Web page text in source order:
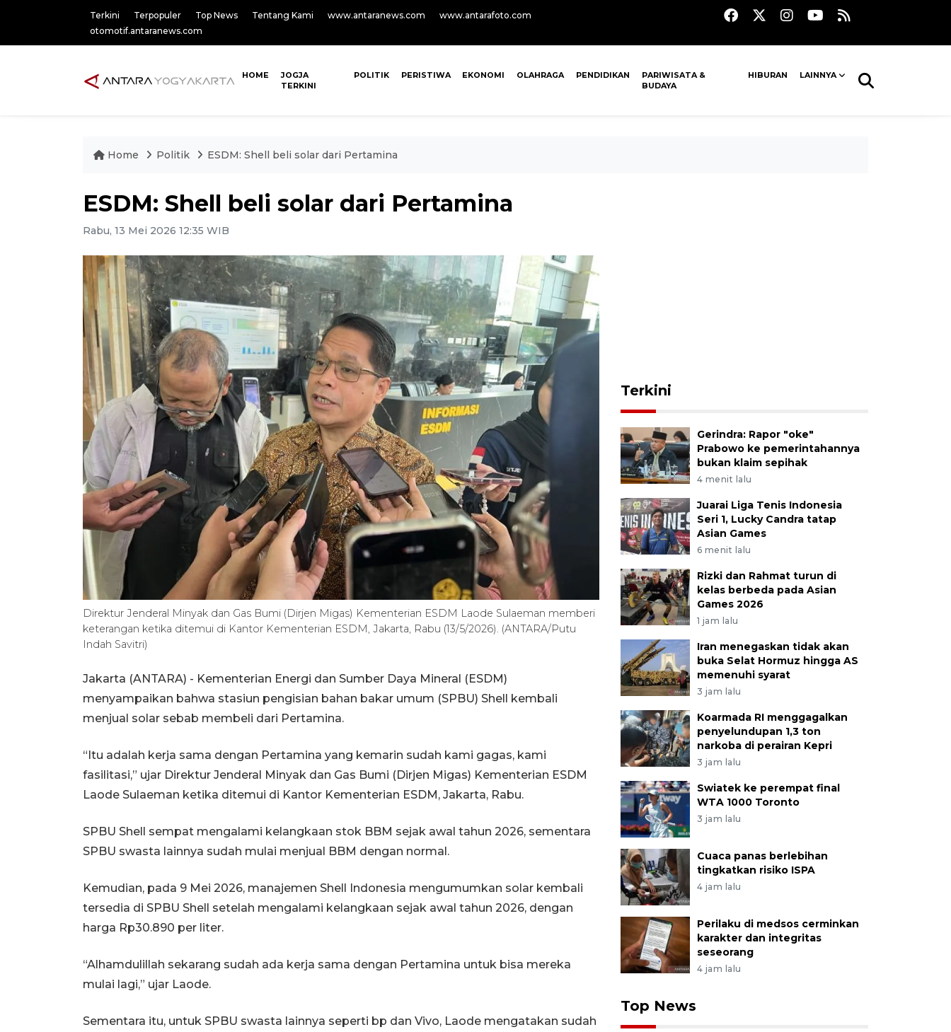
Terkini Terpopuler Top News Tentang Kami www.antaranews.com
www.antarafoto.com
otomotif.antaranews.com
HOME
JOGJA
TERKINI
POLITIK PERISTIWA EKONOMI OLAHRAGA PENDIDIKAN
PARIWISATA &
BUDAYA
HIBURAN LAINNYA
Home Politik ESDM: Shell beli solar dari Pertamina
ESDM: Shell beli solar dari Pertamina
Rabu, 13 Mei 2026 12:35 WIB
Direktur Jenderal Minyak dan Gas Bumi (Dirjen Migas) Kementerian ESDM Laode Sulaeman memberi
keterangan ketika ditemui di Kantor Kementerian ESDM, Jakarta, Rabu (13/5/2026). (ANTARA/Putu
Indah Savitri)
Jakarta (ANTARA) - Kementerian Energi dan Sumber Daya Mineral (ESDM)
menyampaikan bahwa stasiun pengisian bahan bakar umum (SPBU) Shell kembali
menjual solar sebab membeli dari Pertamina.
“Itu adalah kerja sama dengan Pertamina yang kemarin sudah kami gagas, kami
fasilitasi,” ujar Direktur Jenderal Minyak dan Gas Bumi (Dirjen Migas) Kementerian ESDM
Laode Sulaeman ketika ditemui di Kantor Kementerian ESDM, Jakarta, Rabu.
SPBU Shell sempat mengalami kelangkaan stok BBM sejak awal tahun 2026, sementara
SPBU swasta lainnya sudah mulai menjual BBM dengan normal.
Kemudian, pada 9 Mei 2026, manajemen Shell Indonesia mengumumkan solar kembali
tersedia di SPBU Shell setelah mengalami kelangkaan sejak awal tahun 2026, dengan
harga Rp30.890 per liter.
“Alhamdulillah sekarang sudah ada kerja sama dengan Pertamina untuk bisa mereka
mulai lagi,” ujar Laode.
Sementara itu, untuk SPBU swasta lainnya seperti bp dan Vivo, Laode mengatakan sudah
Terkini
Gerindra: Rapor "oke"
Prabowo ke pemerintahannya
bukan klaim sepihak
4 menit lalu
Juarai Liga Tenis Indonesia
Seri 1, Lucky Candra tatap
Asian Games
6 menit lalu
Rizki dan Rahmat turun di
kelas berbeda pada Asian
Games 2026
1 jam lalu
Iran menegaskan tidak akan
buka Selat Hormuz hingga AS
memenuhi syarat
3 jam lalu
Koarmada RI menggagalkan
penyelundupan 1,3 ton
narkoba di perairan Kepri
3 jam lalu
Swiatek ke perempat final
WTA 1000 Toronto
3 jam lalu
Cuaca panas berlebihan
tingkatkan risiko ISPA
4 jam lalu
Perilaku di medsos cerminkan
karakter dan integritas
seseorang
4 jam lalu
Top News